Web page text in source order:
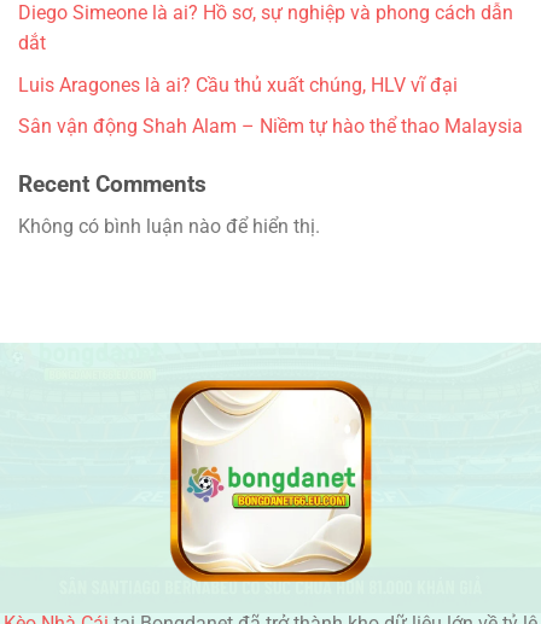
Diego Simeone là ai? Hồ sơ, sự nghiệp và phong cách dẫn
dắt
Luis Aragones là ai? Cầu thủ xuất chúng, HLV vĩ đại
Sân vận động Shah Alam – Niềm tự hào thể thao Malaysia
Recent Comments
Không có bình luận nào để hiển thị.